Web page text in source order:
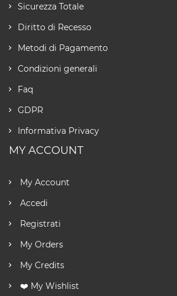
Sicurezza Totale
Diritto di Recesso
Metodi di Pagamento
Condizioni generali
Faq
GDPR
Informativa Privacy
MY ACCOUNT
My Account
Accedi
Registrati
My Orders
My Credits
❤️ My Wishlist